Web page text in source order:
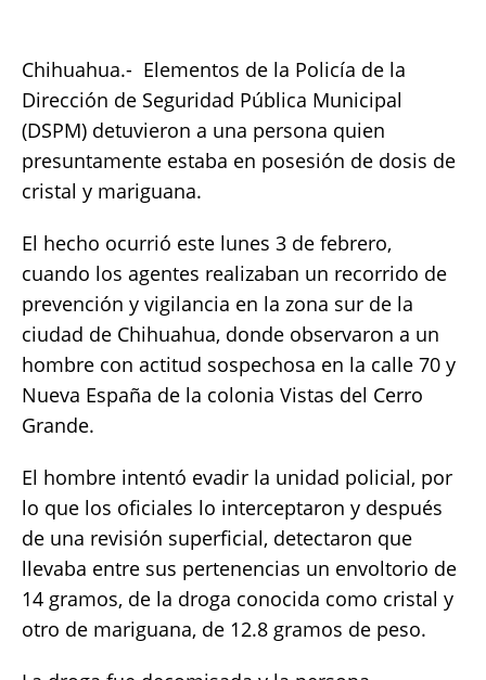
e
b
o
o
k
te
r
l s
A
p
p
y
Li
n
k
re
Chihuahua.- Elementos de la Policía de la
Dirección de Seguridad Pública Municipal
(DSPM) detuvieron a una persona quien
presuntamente estaba en posesión de dosis de
cristal y mariguana.
El hecho ocurrió este lunes 3 de febrero,
cuando los agentes realizaban un recorrido de
prevención y vigilancia en la zona sur de la
ciudad de Chihuahua, donde observaron a un
hombre con actitud sospechosa en la calle 70 y
Nueva España de la colonia Vistas del Cerro
Grande.
El hombre intentó evadir la unidad policial, por
lo que los oficiales lo interceptaron y después
de una revisión superficial, detectaron que
llevaba entre sus pertenencias un envoltorio de
14 gramos, de la droga conocida como cristal y
otro de mariguana, de 12.8 gramos de peso.